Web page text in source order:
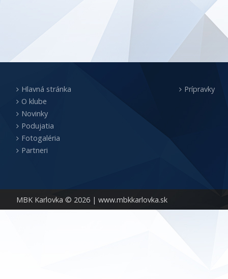
MBK Karlovka © 2026 | www.mbkkarlovka.sk
Hlavná stránka
O klube
Novinky
Podujatia
Fotogaléria
Partneri
Prípravky